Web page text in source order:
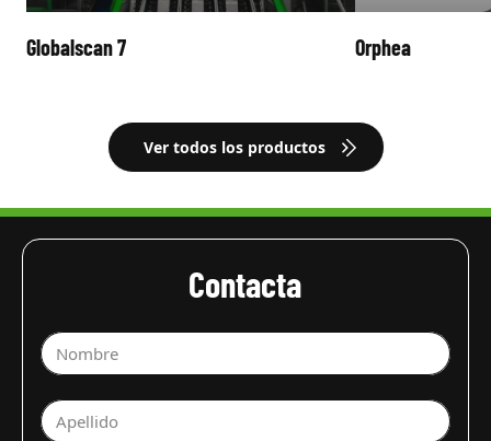
Globalscan 7 Orphea
Ver todos los productos
Contacta
Nombre
Apellido